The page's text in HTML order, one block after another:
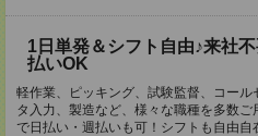
1日単発＆シフト自由♪来社
払いOK
軽作業、ピッキング、試験監督、コー
タ入力、製造など、様々な職種を多数
で日払い・週払いも可！シフトも自由